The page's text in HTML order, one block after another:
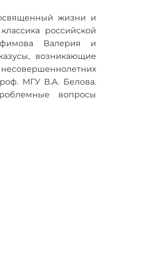
жизни и
российской
Валерия и
возникающие
МГУ В.А. Белова.
вопросы